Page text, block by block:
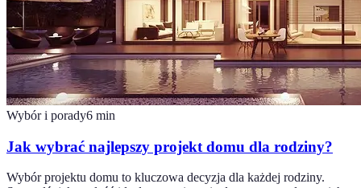
Wybór i porady6 min
Jak wybrać najlepszy projekt domu dla rodziny?
Wybór projektu domu to kluczowa decyzja dla każdej rodziny.